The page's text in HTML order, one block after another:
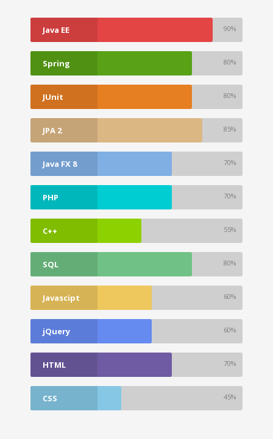
Java EE 90%
Spring 80%
JUnit 80%
JPA 2 85%
Java FX 8 70%
PHP 70%
C++ 55%
SQL 80%
Javascipt 60%
jQuery 60%
HTML 70%
CSS 45%